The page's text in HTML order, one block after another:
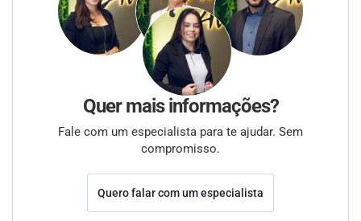
Quer mais informações?
Fale com um especialista para te ajudar. Sem
compromisso.
Quero falar com um especialista